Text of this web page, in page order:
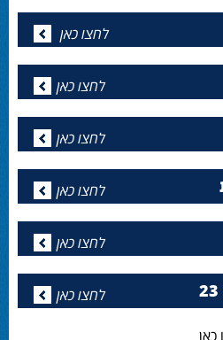
לחצו כאן
לחצו כאן
לחצו כאן
לחצו כאן
לחצו כאן
לחצו כאן